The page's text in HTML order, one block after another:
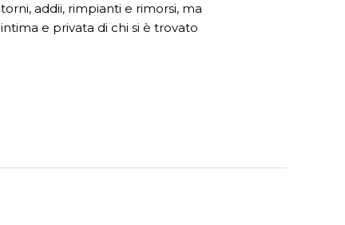
addii, rimpianti e rimorsi, ma
e privata di chi si è trovato